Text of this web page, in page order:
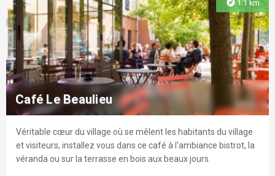
Médiathèque de Charbonnières
Service municipal de lecture public : bibliothèque,
médiathèque, CD-thèque...
explore 2.5 km
explore1.1 km
Café Le Beaulieu
Véritable cœur du village où se mêlent les habitants du village
et visiteurs, installez vous dans ce café à l'ambiance bistrot, la
véranda ou sur la terrasse en bois aux beaux jours.